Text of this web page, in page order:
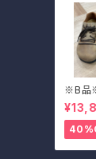
※B品※
tana/
8